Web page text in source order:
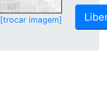
[trocar imagem]